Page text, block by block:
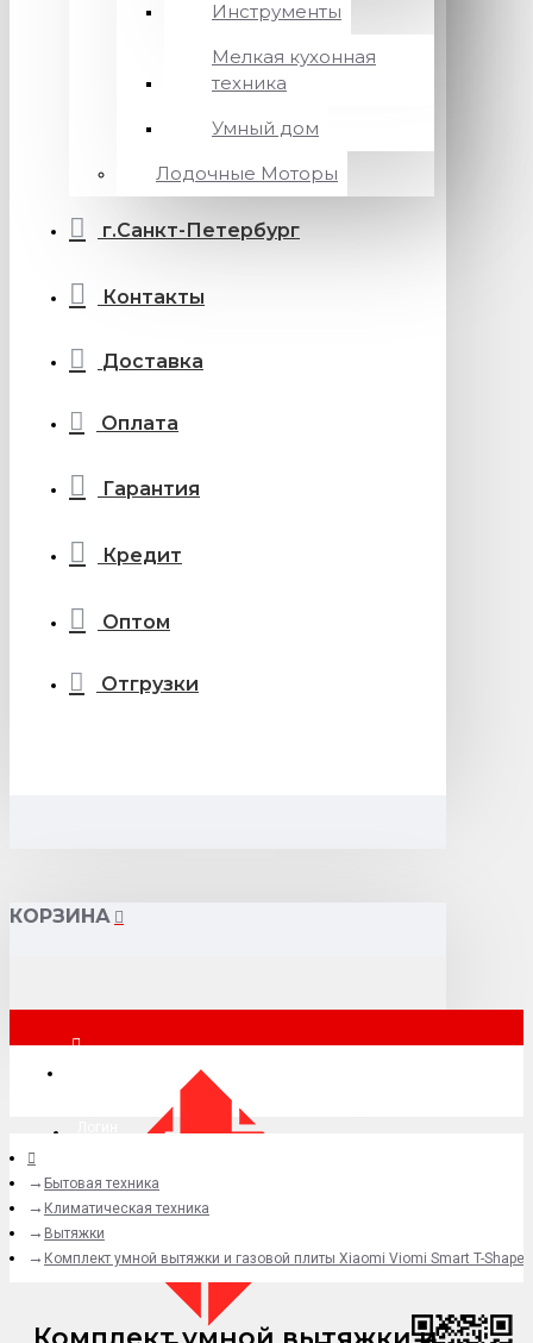
Инструменты
Мелкая кухонная
техника
Умный дом
Лодочные Моторы
г.Санкт-Петербург
Контакты
Доставка
Оплата
Гарантия
Кредит
Оптом
Отгрузки
КОРЗИНА
+7 (977) 807-69-49
Бытовая техника
Климатическая техника
Вытяжки
Комплект умной вытяжки и газовой плиты Xiaomi Viomi Smart T-Shaped